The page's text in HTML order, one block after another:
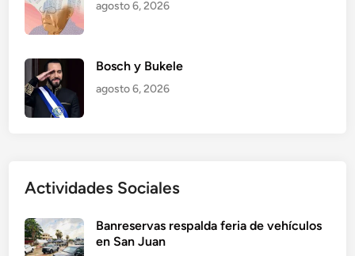
agosto 6, 2026
Bosch y Bukele
agosto 6, 2026
Actividades Sociales
Banreservas respalda feria de vehículos
en San Juan